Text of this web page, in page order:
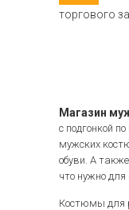
с подгонкой
мужских
обуви. А
что нужно
Костюмы для
торгового
Магазин